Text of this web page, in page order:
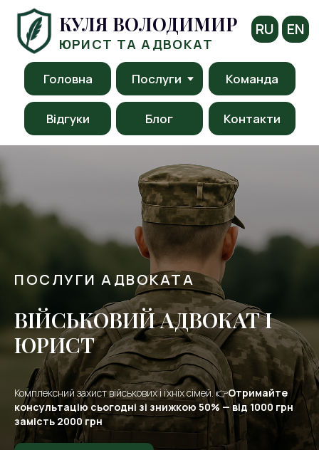
Контакти
Блог
Відгуки
Головна
КУЛЯ ВОЛОДИМИР
ЮРИСТ ТА АДВОКАТ
RU EN
ПОСЛУГИ АДВОКАТА
ВІЙСЬКОВИЙ АДВОКАТ І
ЮРИСТ
Комплексний захист військових і їхніх сімей. 👉Отримайте
консультацію сьогодні зі знижкою 50% — від 1000 грн
замість 2000 грн
Мобілізація та
бронювання